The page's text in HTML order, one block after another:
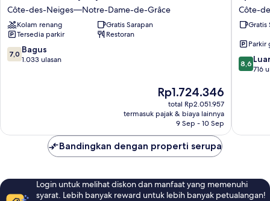
Plaza
by
Wyndham
Montreal
Côte-
des-
Côte-des-Neiges—Notre-Dame-de-Grâce
Kolam renang
Gratis Sarapan
Tersedia parkir
Restoran
7.0
dari
7,0 Bagus
1.033 ulasan
Harga
sekarang
Rp1.724.346
Rp1.724.346
total Rp2.051.957
termasuk pajak & biaya lainnya
9 Sep - 10 Sep
By
Hilton
Côte-
des-
Neiges
Côte-
Gratis
Parkir
8.6
dari
8,6
716
Bandingkan dengan properti serupa
Login untuk melihat diskon dan manfaat yang memenuhi
syarat. Lebih banyak reward untuk lebih banyak petualangan!